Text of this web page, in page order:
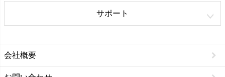
サポート
会社概要